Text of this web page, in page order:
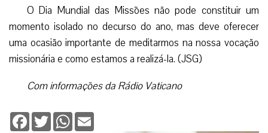
O Dia Mundial das Missões não pode constituir um
momento isolado no decurso do ano, mas deve oferecer
uma ocasião importante de meditarmos na nossa vocação
missionária e como estamos a realizá-la. (JSG)
Com informações da Rádio Vaticano
Facebook
TwitterWhatsApp